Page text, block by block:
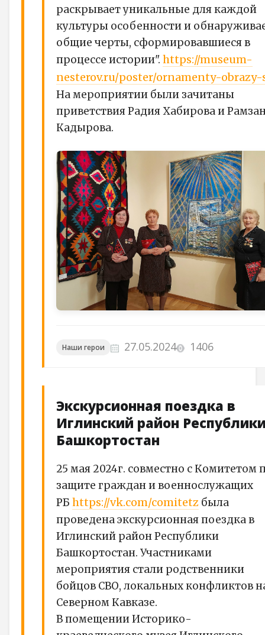
раскрывает уникальные для каждой
культуры особенности и
общие черты, сформировавшиеся в
процессе истории". https://museum-
nesterov.ru/poster/ornamenty-obrazy-
На мероприятии были зачитаны
приветствия Радия Хабирова и
Кадырова.
Наши герои 27.05.2024 1406
Экскурсионная поездка в
Иглинский район
Башкортостан
25 мая 2024г. совместно с Комитетом
защите граждан и военнослужащих
РБ https://vk.com/comitetz была
проведена экскурсионная поездка в
Иглинский район Республики
Башкортостан. Участниками
мероприятия стали родственники
бойцов СВО, локальных конфликтов
Северном Кавказе.
В помещении Историко-